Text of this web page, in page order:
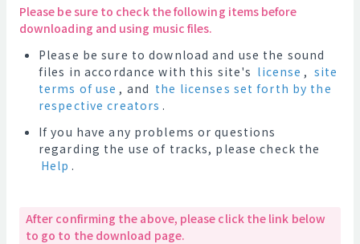
Please be sure to check the following items before
downloading and using music files.
Please be sure to download and use the sound
files in accordance with this site's license , site
terms of use , and the licenses set forth by the
respective creators .
If you have any problems or questions
regarding the use of tracks, please check the
Help .
After confirming the above, please click the link below
to go to the download page.